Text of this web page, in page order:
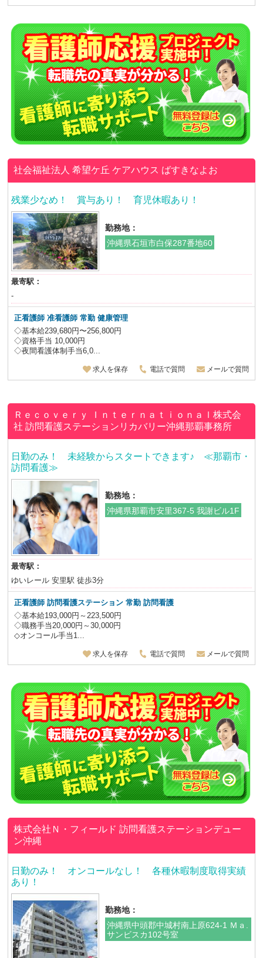
社会福祉法人 希望ケ丘ケアハウス ばすきなよお
残業少なめ！ 賞与あり！ 育児休暇あり！
勤務地：
沖縄県石垣市白保287番地60
最寄駅：
-
正看護師 准看護師常勤 健康管理
◇基本給239,680円〜256,800円
◇資格手当 10,000円
◇夜間看護体制手当6,0...
求人を保存 電話で質問 メールで質問
Ｒｅｃｏｖｅｒｙ Ｉｎｔｅｒｎａｔｉｏｎａｌ株式会
社訪問看護ステーションリカバリー沖縄那覇事務所
日勤のみ！ 未経験からスタートできます♪ ≪那覇市・
訪問看護≫
勤務地：
沖縄県那覇市安里367-5 我謝ビル1F
最寄駅：
ゆいレール 安里駅 徒歩3分
正看護師 訪問看護ステーション 常勤 訪問看護
◇基本給193,000円～223,500円
◇職務手当20,000円～30,000円
◇オンコール手当1...
求人を保存 電話で質問 メールで質問
株式会社Ｎ・フィールド訪問看護ステーションデュー
ン沖縄
日勤のみ！ オンコールなし！ 各種休暇制度取得実績
あり！
勤務地：
沖縄県中頭郡中城村南上原624-1 Ｍａ.
サンビスカ102号室